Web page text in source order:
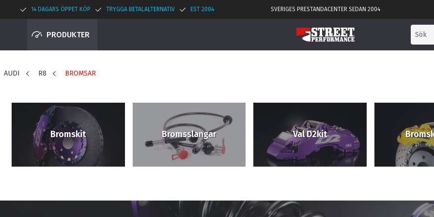
14 DAGARS ÖPPET KÖP TRYGGA BETALALTERNATIV EST 2004 SVERIGES PRESTANDACENTER SEDAN 2004
PRODUKTER
AUDI R8 BROMSAR
Bromskit Bromsslangar Val D2kit